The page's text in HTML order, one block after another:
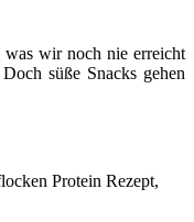
wir noch nie erreicht
süße Snacks gehen